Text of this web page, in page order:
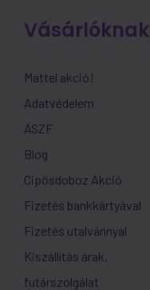
Vásárlóknak
Mattel akció!
Adatvédelem
ÁSZF
Blog
Cipősdoboz Akció
Fizetés bankkártyával
Fizetés utalvánnyal
Kiszállítás árak,
futárszolgálat